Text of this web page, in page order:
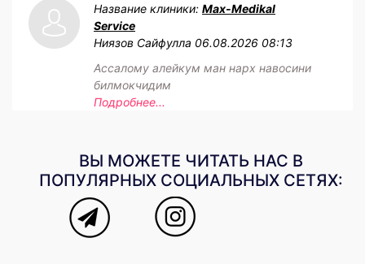
Название клиники: Max-Medikal
Service
Ниязов Сайфулла 06.08.2026 08:13
Ассалому алейкум ман нарх навосини
билмокчидим
Подробнее...
ВЫ МОЖЕТЕ ЧИТАТЬ НАС В
ПОПУЛЯРНЫХ СОЦИАЛЬНЫХ СЕТЯХ: